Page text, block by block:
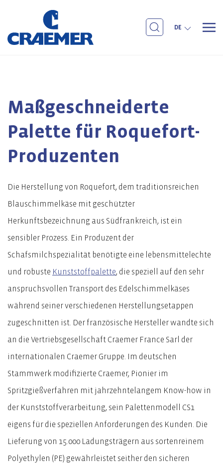
DE
Maßgeschneiderte
Palette für Roquefort-
Produzenten
Die Herstellung von Roquefort, dem traditionsreichen
Blauschimmelkäse mit geschützter
Herkunftsbezeichnung aus Südfrankreich, ist ein
sensibler Prozess. Ein Produzent der
Schafsmilchspezialität benötigte eine lebensmittelechte
und robuste Kunststoffpalette, die speziell auf den sehr
anspruchsvollen Transport des Edelschimmelkäses
während seiner verschiedenen Herstellungsetappen
zugeschnitten ist. Der französische Hersteller wandte sich
an die Vertriebsgesellschaft Craemer France Sarl der
internationalen Craemer Gruppe. Im deutschen
Stammwerk modifizierte Craemer, Pionier im
Spritzgießverfahren mit jahrzehntelangem Know-how in
der Kunststoffverarbeitung, sein Palettenmodell CS1
eigens für die speziellen Anforderungen des Kunden. Die
Lieferung von 15.000 Ladungsträgern aus sortenreinem
Polyethylen (PE) gewährleistet seither den sicheren